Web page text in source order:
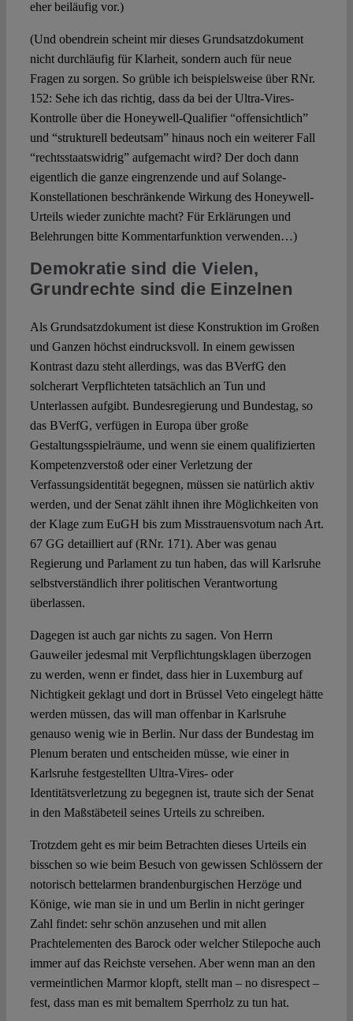
eher beiläufig vor.)
(Und obendrein scheint mir dieses Grundsatzdokument
nicht durchläufig für Klarheit, sondern auch für neue
Fragen zu sorgen. So grüble ich beispielsweise über RNr.
152: Sehe ich das richtig, dass da bei der Ultra-Vires-
Kontrolle über die Honeywell-Qualifier “offensichtlich”
und “strukturell bedeutsam” hinaus noch ein weiterer Fall
“rechtsstaatswidrig” aufgemacht wird? Der doch dann
eigentlich die ganze eingrenzende und auf Solange-
Konstellationen beschränkende Wirkung des Honeywell-
Urteils wieder zunichte macht? Für Erklärungen und
Belehrungen bitte Kommentarfunktion verwenden…)
Demokratie sind die Vielen,
Grundrechte sind die Einzelnen
Als Grundsatzdokument ist diese Konstruktion im Großen
und Ganzen höchst eindrucksvoll. In einem gewissen
Kontrast dazu steht allerdings, was das BVerfG den
solcherart Verpflichteten tatsächlich an Tun und
Unterlassen aufgibt. Bundesregierung und Bundestag, so
das BVerfG, verfügen in Europa über große
Gestaltungsspielräume, und wenn sie einem qualifizierten
Kompetenzverstoß oder einer Verletzung der
Verfassungsidentität begegnen, müssen sie natürlich aktiv
werden, und der Senat zählt ihnen ihre Möglichkeiten von
der Klage zum EuGH bis zum Misstrauensvotum nach Art.
67 GG detailliert auf (RNr. 171). Aber was genau
Regierung und Parlament zu tun haben, das will Karlsruhe
selbstverständlich ihrer politischen Verantwortung
überlassen.
Dagegen ist auch gar nichts zu sagen. Von Herrn
Gauweiler jedesmal mit Verpflichtungsklagen überzogen
zu werden, wenn er findet, dass hier in Luxemburg auf
Nichtigkeit geklagt und dort in Brüssel Veto eingelegt hätte
werden müssen, das will man offenbar in Karlsruhe
genauso wenig wie in Berlin. Nur dass der Bundestag im
Plenum beraten und entscheiden müsse, wie einer in
Karlsruhe festgestellten Ultra-Vires- oder
Identitätsverletzung zu begegnen ist, traute sich der Senat
in den Maßstäbeteil seines Urteils zu schreiben.
Trotzdem geht es mir beim Betrachten dieses Urteils ein
bisschen so wie beim Besuch von gewissen Schlössern der
notorisch bettelarmen brandenburgischen Herzöge und
Könige, wie man sie in und um Berlin in nicht geringer
Zahl findet: sehr schön anzusehen und mit allen
Prachtelementen des Barock oder welcher Stilepoche auch
immer auf das Reichste versehen. Aber wenn man an den
vermeintlichen Marmor klopft, stellt man – no disrespect –
fest, dass man es mit bemaltem Sperrholz zu tun hat.